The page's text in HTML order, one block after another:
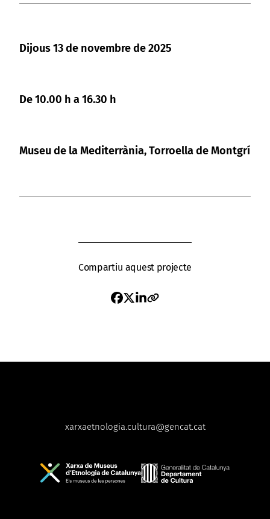
Dijous 13 de novembre de 2025
De 10.00 h a 16.30 h
Museu de la Mediterrània, Torroella de Montgrí
Compartiu aquest projecte
xarxaetnologia.cultura@gencat.cat